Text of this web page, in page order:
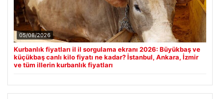
05/08/2026
Kurbanlık fiyatları il il sorgulama ekranı 2026: Büyükbaş ve
küçükbaş canlı kilo fiyatı ne kadar? İstanbul, Ankara, İzmir
ve tüm illerin kurbanlık fiyatları